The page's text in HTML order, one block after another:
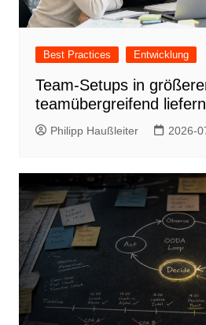
Best Practices Entwicklung
Team-Setups in
teamübergreifend liefern
Philipp Haußleiter 2026-